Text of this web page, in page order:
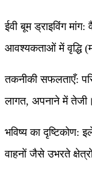
ईवी बूम ड्राइविंग
आवश्यकताओं में वृद्धि
तकनीकी सफलताएँ:
लागत, अपनाने में तेजी।
भविष्य का दृष्टिकोण:
वाहनों जैसे उभरते